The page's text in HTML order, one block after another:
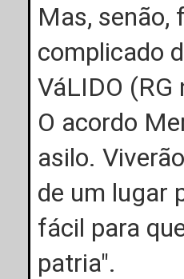
Mas, senão,
complicado
VáLIDO
O acordo
asilo.
de um lugar
fácil para
patria".